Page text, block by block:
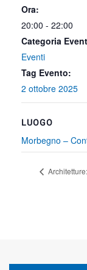
Ora:
20:00 - 22:00
Categoria
Eventi
Tag Evento:
2 ottobre 2025
LUOGO
Morbegno –